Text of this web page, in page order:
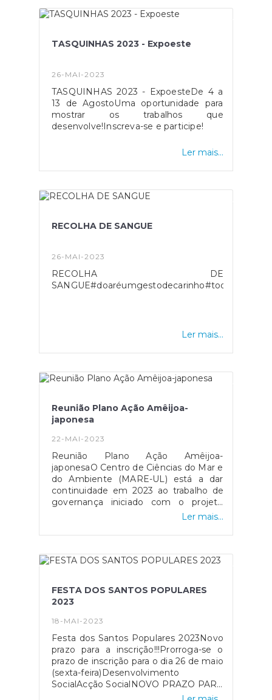
conjunto com a Cidade dos Afetos e
promover no próximo dia 28 de Maio,
D. Carlos I (junto ao Museu José
treino funcional e a formação de um
coração humano.Venha participar nesta
iniciativa!
TASQUINHAS 2023 - Expoeste
26-MAI-2023
TASQUINHAS 2023 - ExpoesteDe 4 a
13 de AgostoUma oportunidade para
mostrar os trabalhos que
desenvolve!Inscreva-se e participe!
Ler mais...
RECOLHA DE SANGUE
26-MAI-2023
RECOLHA DE
Ler mais...
Reunião Plano Ação Amêijoa-
japonesa
22-MAI-2023
Reunião Plano Ação Amêijoa-
japonesaO Centro de Ciências do Mar e
do Ambiente (MARE-UL) está a dar
continuidade em 2023 ao trabalho de
governança iniciado com o projeto
NIPOGES - Estado atual das
de Aveiro, lagoa de Óbidos e estuários
uma gestão sustentável do recurso
Chainho. O objetivo é estabelecer um
Plano de Ação para a Amêijoa-
japonesa, a nível nacional, com especial
pesca deste recurso. Para este
propósito, estamos a organizar sessões
de trabalho para definir prioridades do
Plano de Ação, e identificar
mecanismos de cooperação regional
Ler mais...
FESTA DOS SANTOS POPULARES
2023
18-MAI-2023
Festa dos Santos Populares 2023Novo
prazo para a inscrição!!!Prorroga-se o
prazo de inscrição para o dia 26 de maio
(sexta-feira)Desenvolvimento
SocialAcção SocialNOVO PRAZO PARA
INSCRIÇÃOINFORMAÇÃO AOS